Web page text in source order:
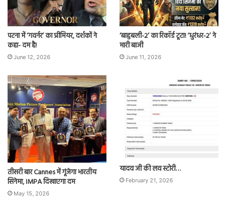
पटना में ‘गवर्नर’ का प्रीमियर, दर्शकों ने
कहा- दम है!
June 12, 2026
‘बाहुबली-2’ का रिकॉर्ड टूटा! ‘धुरंधर-2’ ने
मारी बाजी
June 11, 2026
तीसरी बार Cannes में गूंजेगा भारतीय
सिनेमा, IMPA दिखाएगा दम
May 15, 2026
यादव जी की लव स्टोरी…
February 21, 2026